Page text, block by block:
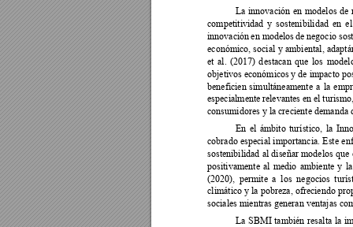
La innovación en modelos de
competitividad y sostenibilidad en
innovación en modelos de negocio
económico, social y ambiental,
et al. (2017) destacan que los
objetivos económicos y de impacto
beneficien simultáneamente a la
especialmente relevantes en el
consumidores y la creciente demanda
En el ámbito turístico, la
cobrado especial importancia. Este
sostenibilidad al diseñar modelos que
positivamente al medio ambiente y
(2020),
permite a los negocios
climático y la pobreza, ofreciendo
sociales mientras generan ventajas
La SBMI también resalta la